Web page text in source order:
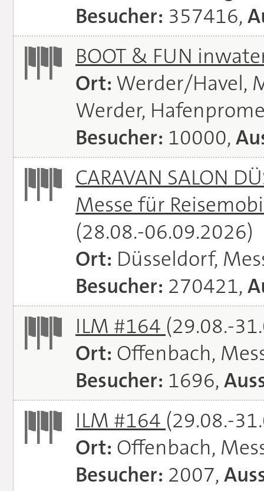
Besucher: 357416,
BOOT & FUN
Ort: Werder/Havel,
Werder,
Besucher: 10000,
CARAVAN SALON
Messe für
(28.08.-06.09.2026)
Ort: Düsseldorf,
Besucher: 270421,
ILM #164 (29.08.-
Ort: Offenbach,
Besucher: 1696,
ILM #164 (29.08.-
Ort: Offenbach,
Besucher: 2007,